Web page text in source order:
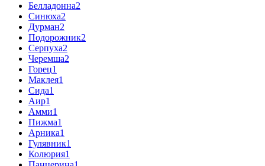
Белладонна2
Синюха2
Дурман2
Подорожник2
Серпуха2
Черемша2
Горец1
Маклея1
Сида1
Аир1
Амми1
Пижма1
Арника1
Гулявник1
Колюрия1